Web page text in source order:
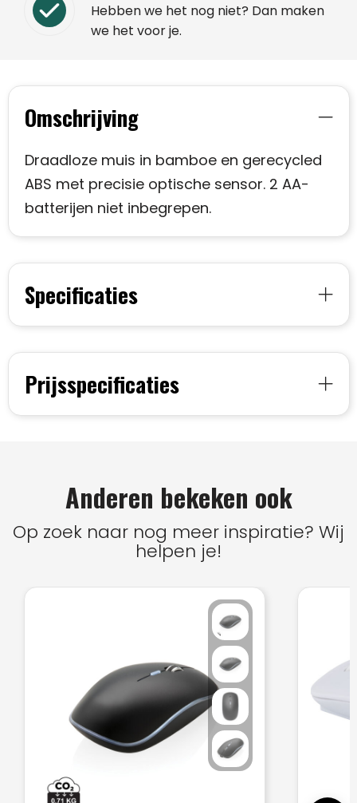
Hebben we het nog niet? Dan maken
we het voor je.
Omschrijving
Draadloze muis in bamboe en gerecycled
ABS met precisie optische sensor. 2 AA-
batterijen niet inbegrepen.
Specificaties
Prijsspecificaties
Anderen bekeken ook
Op zoek naar nog meer inspiratie? Wij
helpen je!